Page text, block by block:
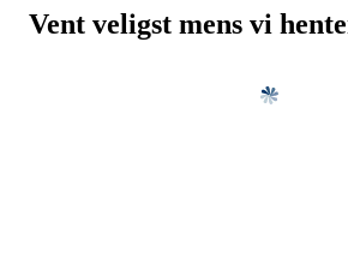
Vent veligst mens vi